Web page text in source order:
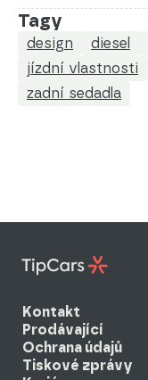
Tagy
design diesel
jízdní vlastnosti
zadní sedadla
Kontakt
Prodávající
Ochrana údajů
Tiskové zprávy